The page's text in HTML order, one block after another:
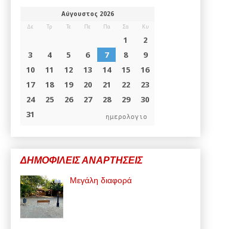
ημερολογιο
ΔΗΜΟΦΙΛΕΙΣ ΑΝΑΡΤΗΣΕΙΣ
Μεγάλη διαφορά